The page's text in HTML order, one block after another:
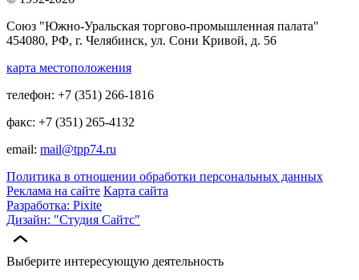
Союз "Южно-Уральская торгово-промышленная палата"
454080, РФ, г. Челябинск, ул. Сони Кривой, д. 56
карта местоположения
телефон: +7 (351) 266-1816
факс: +7 (351) 265-4132
email: mail@tpp74.ru
Политика в отношении обработки персональных данных
Реклама на сайте Карта сайта
Разработка: Pixite
Дизайн: "Студия Сайтс"
Выберите интересующую деятельность